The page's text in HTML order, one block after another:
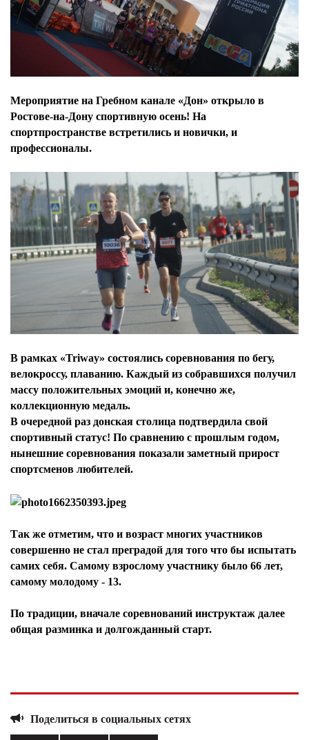
Мероприятие на Гребном канале «Дон» открыло в
Ростове-на-Дону спортивную осень! На
спортпространстве встретились и новички, и
профессионалы.
В рамках «Triway» состоялись соревнования по бегу,
велокроссу, плаванию. Каждый из собравшихся получил
массу положительных эмоций и, конечно же,
коллекционную медаль.
В очередной раз донская столица подтвердила свой
спортивный статус! По сравнению с прошлым годом,
нынешние соревнования показали заметный прирост
спортсменов любителей.
Так же отметим, что и возраст многих участников
совершенно не стал преградой для того что бы испытать
самих себя. Самому взрослому участнику было 66 лет,
самому молодому - 13.
По традиции, вначале соревнований инструктаж далее
общая разминка и долгожданный старт.
Поделиться в социальных сетях